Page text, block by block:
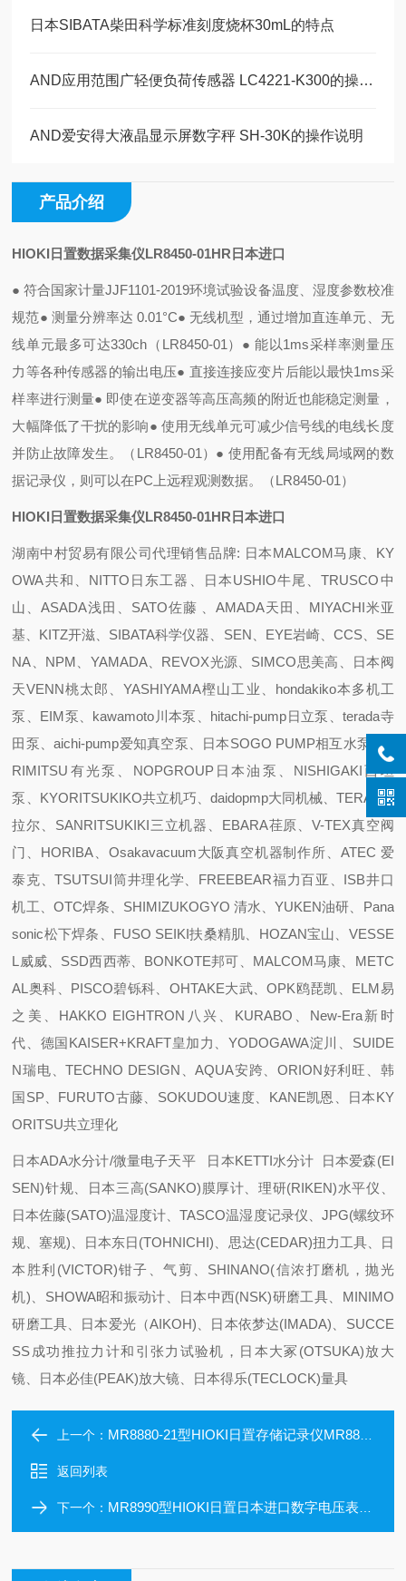
日本SIBATA柴田科学标准刻度烧杯30mL的特点
AND应用范围广轻便负荷传感器 LC4221-K300的操作使用
AND爱安得大液晶显示屏数字秤 SH-30K的操作说明
产品介绍
HIOKI日置数据采集仪LR8450-01HR日本进口
● 符合国家计量JJF1101-2019环境试验设备温度、湿度参数校准
规范● 测量分辨率达 0.01°C● 无线机型，通过增加直连单元、无
线单元最多可达330ch（LR8450-01） ● 能以1ms采样率测量压
力等各种传感器的输出电压● 直接连接应变片后能以最快1ms采
样率进行测量● 即使在逆变器等高压高频的附近也能稳定测量，
大幅降低了干扰的影响● 使用无线单元可减少信号线的电线长度
并防止故障发生。（LR8450-01） ● 使用配备有无线局域网的数
据记录仪，则可以在PC上远程观测数据。（LR8450-01）
HIOKI日置数据采集仪LR8450-01HR日本进口
湖南中村贸易有限公司代理销售品牌: 日本MALCOM马康、KY
OWA共和、NITTO日东工器、日本USHIO牛尾、TRUSCO中
山、ASADA浅田、SATO佐藤 、AMADA天田、MIYACHI米亚
基、KITZ开滋、SIBATA科学仪器、SEN、EYE岩崎、CCS、SE
NA、NPM、YAMADA、REVOX光源、SIMCO思美高、日本阀
天VENN桃太郎、YASHIYAMA樫山工业、hondakiko本多机工
泵、EIM泵、kawamoto川本泵、hitachi-pump日立泵、terada寺
田泵、aichi-pump爱知真空泵、日本SOGO PUMP相互水泵、A
RIMITSU有光泵、NOPGROUP日本油泵、NISHIGAKI西坦
泵、KYORITSUKIKO共立机巧、daidopmp大同机械、TERAL泰
拉尔、SANRITSUKIKI三立机器、EBARA荏原、V-TEX真空阀
门、HORIBA、Osakavacuum大阪真空机器制作所、ATEC 爱
泰克、TSUTSUI筒井理化学、FREEBEAR福力百亚、ISB井口
机工、OTC焊条、SHIMIZUKOGYO 清水、YUKEN油研、Pana
sonic松下焊条、FUSO SEIKI扶桑精肌、HOZAN宝山、VESSE
L威威、SSD西西蒂、BONKOTE邦可、MALCOM马康、METC
AL奥科、PISCO碧铄科、OHTAKE大武、OPK鸥琵凯、ELM易
之美、HAKKO EIGHTRON八兴、KURABO、New-Era新时
代、德国KAISER+KRAFT皇加力、YODOGAWA淀川、SUIDE
N瑞电、TECHNO DESIGN、AQUA安跨、ORION好利旺、韩
国SP、FURUTO古藤、SOKUDOU速度、KANE凯恩、日本KY
ORITSU共立理化
日本ADA水分计/微量电子天平 日本KETTI水分计 日本爱森(EI
SEN)针规、日本三高(SANKO)膜厚计、理研(RIKEN)水平仪、
日本佐藤(SATO)温湿度计、TASCO温湿度记录仪、JPG(螺纹环
规、塞规)、日本东日(TOHNICHI)、思达(CEDAR)扭力工具、日
本胜利(VICTOR)钳子、气剪、SHINANO(信浓打磨机，抛光
机)、SHOWA昭和振动计、日本中西(NSK)研磨工具、MINIMO
研磨工具、日本爱光（AIKOH)、日本依梦达(IMADA)、SUCCE
SS成功推拉力计和引张力试验机，日本大冢(OTSUKA)放大
镜、日本必佳(PEAK)放大镜、日本得乐(TECLOCK)量具
上一个： MR8880-21型HIOKI日置存储记录仪MR8880-21日本进口
返回列表
下一个： MR8990型HIOKI日置日本进口数字电压表单元MR8990